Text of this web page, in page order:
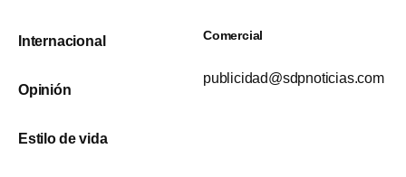
Internacional
Opinión
Estilo de vida
Comercial
publicidad@sdpnoticias.com